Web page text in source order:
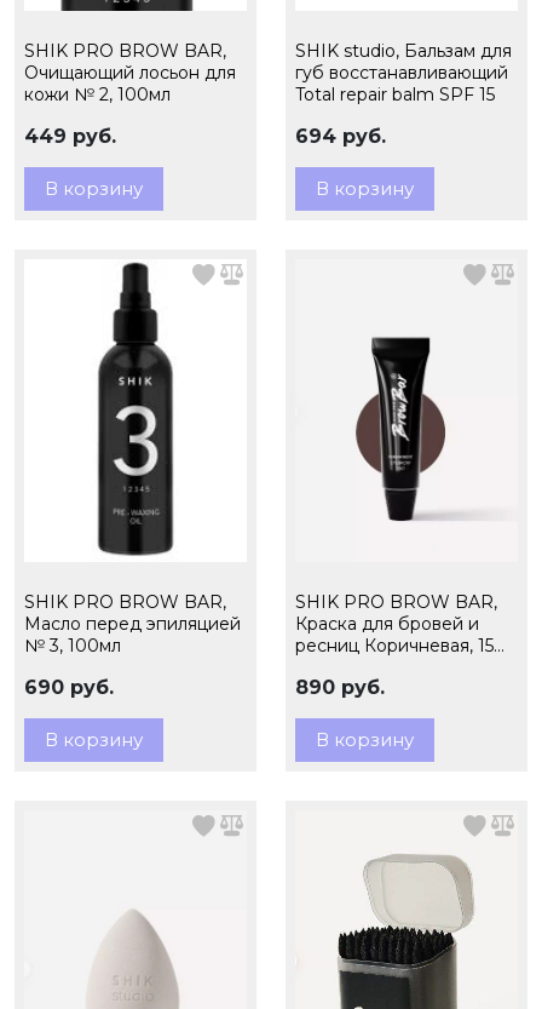
SHIK PRO BROW BAR,
Очищающий лосьон для
кожи № 2, 100мл
449 руб.
В корзину
SHIK studio, Бальзам для
губ восстанавливающий
Total repair balm SPF 15
694 руб.
В корзину
SHIK PRO BROW BAR,
Масло перед эпиляцией
№ 3, 100мл
690 руб.
В корзину
SHIK PRO BROW BAR,
Краска для бровей и
ресниц Коричневая, 15
890 руб.
В корзину